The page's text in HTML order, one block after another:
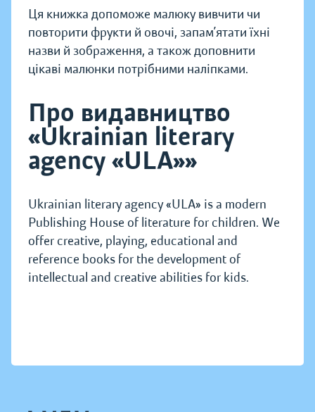
Ця книжка допоможе малюку вивчити чи
повторити фрукти й овочі, запам’ятати їхні
назви й зображення, а також доповнити
цікаві малюнки потрібними наліпками.
Про видавництво
«Ukrainian literary
agency «ULA»»
Ukrainian literary agency «ULA» is a modern
Publishing House of literature for children. We
offer creative, playing, educational and
reference books for the development of
intellectual and creative abilities for kids.